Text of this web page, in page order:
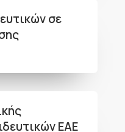
σε
ΕΑΕ